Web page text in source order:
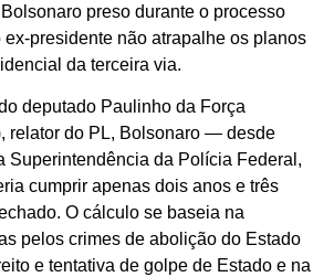
preso durante o processo
presidente não atrapalhe os planos
da terceira via.
deputado Paulinho da Força
relator do PL, Bolsonaro — desde
Superintendência da Polícia Federal,
cumprir apenas dois anos e três
O cálculo se baseia na
pelos crimes de abolição do Estado
e tentativa de golpe de Estado e na